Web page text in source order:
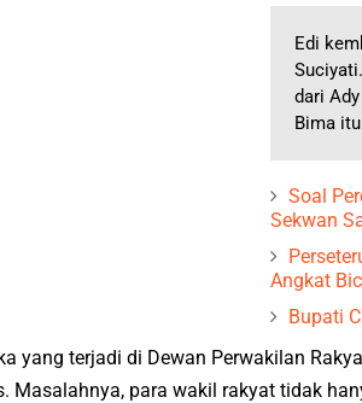
Edi
dari
Bima
Soal
Sekwan
Angkat
Bupati
yang terjadi di Dewan Perwakilan
Masalahnya, para wakil rakyat tidak